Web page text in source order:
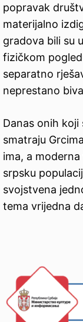
popravak
materijalno
gradova bili su
fizičkom
separatno
neprestano
Danas onih
smatraju
ima, a
srpsku
svojstvena
tema vrijedna